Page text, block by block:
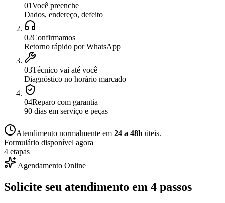
01Você preenche
Dados, endereço, defeito
02Confirmamos
Retorno rápido por WhatsApp
03Técnico vai até você
Diagnóstico no horário marcado
04Reparo com garantia
90 dias em serviço e peças
Atendimento normalmente em 24 a 48h úteis.
Formulário disponível agora
4 etapas
Agendamento Online
Solicite seu atendimento em 4 passos